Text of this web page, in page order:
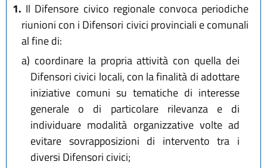
1. Il Difensore civico regionale convoca periodiche
riunioni con i Difensori civici provinciali e comunali
al fine di:
a) coordinare la propria attività con quella dei
Difensori civici locali, con la finalità di adottare
iniziative comuni su tematiche di interesse
generale o di particolare rilevanza e di
individuare modalità organizzative volte ad
evitare sovrapposizioni di intervento tra i
diversi Difensori civici;